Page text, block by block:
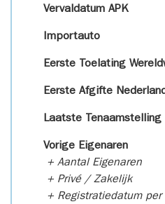
Vervaldatum APK
Importauto
Eerste Toelating
Eerste Afgifte
Laatste Tenaamstelling
Vorige Eigenaren
+ Aantal Eigenaren
+ Privé / Zakelijk
+ Registratiedatum per